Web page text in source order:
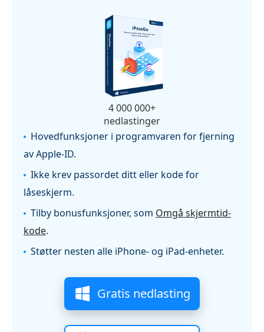
4 000 000+
nedlastinger
Hovedfunksjoner i programvaren for fjerning
av Apple‑ID.
Ikke krev passordet ditt eller kode for
låseskjerm.
Tilby bonusfunksjoner, som Omgå skjermtid-
kode.
Støtter nesten alle iPhone- og iPad-enheter.
Gratis nedlasting